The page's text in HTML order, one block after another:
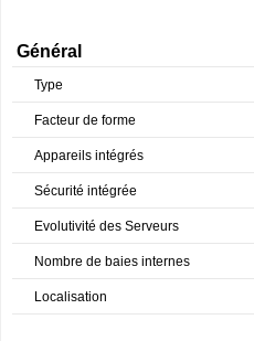
Général
Type
Facteur de forme
Appareils intégrés
Sécurité intégrée
Evolutivité des Serveurs
Nombre de baies internes
Localisation